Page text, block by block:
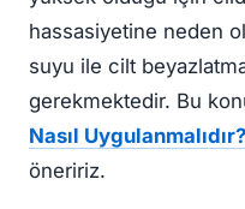
hassasiyetine neden
suyu ile cilt
gerekmektedir. Bu
Nasıl Uygulanmalıdır?
öneririz.